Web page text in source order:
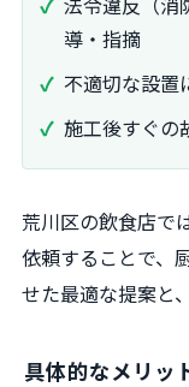
導・指摘
不適切な設置
施工後すぐの
荒川区の飲食店で
依頼することで、
せた最適な提案と
具体的なメリッ